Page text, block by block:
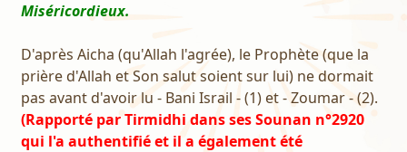
Miséricordieux.
D'après Aicha (qu'Allah l'agrée), le Prophète (que la
prière d'Allah et Son salut soient sur lui) ne dormait
pas avant d'avoir lu - Bani Israil - (1) et - Zoumar - (2).
(Rapporté par Tirmidhi dans ses Sounan n°2920
qui l'a authentifié et il a également été